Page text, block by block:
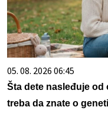
05. 08. 2026 06:45
Šta dete nasleđuje od
treba da znate o